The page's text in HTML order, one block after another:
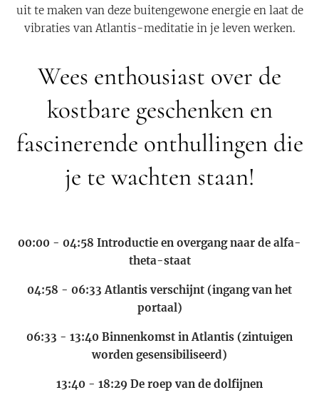
uit te maken van deze buitengewone energie en laat de
vibraties van Atlantis-meditatie in je leven werken.
Wees enthousiast over de
kostbare geschenken en
fascinerende onthullingen die
je te wachten staan!
00:00 - 04:58 Introductie en overgang naar de alfa-
theta-staat
04:58 - 06:33 Atlantis verschijnt (ingang van het
portaal)
06:33 - 13:40 Binnenkomst in Atlantis (zintuigen
worden gesensibiliseerd)
13:40 - 18:29 De roep van de dolfijnen